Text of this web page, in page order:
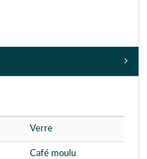
Verre
Café moulu